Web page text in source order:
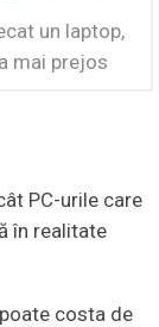
un laptop,
mai prejos
PC-urile care
în realitate
costa de